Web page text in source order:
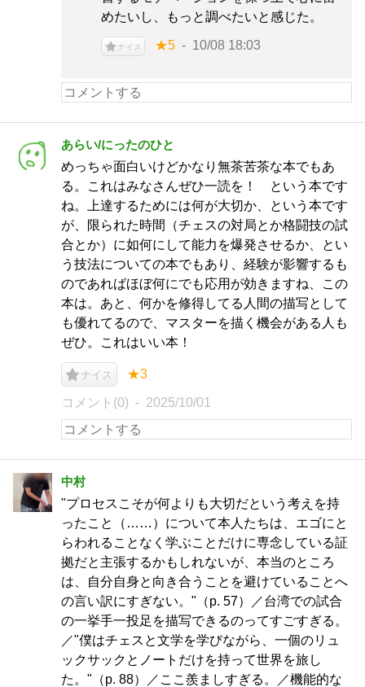
めたいし、もっと調べたいと感じた。
ナイス ★5 10/08 18:03
あらい/にったのひと
めっちゃ面白いけどかなり無茶苦茶な本でもあ
る。これはみなさんぜひ一読を！ という本です
ね。上達するためには何が大切か、という本です
が、限られた時間（チェスの対局とか格闘技の試
合とか）に如何にして能力を爆発させるか、とい
う技法についての本でもあり、経験が影響するも
のであればほぼ何にでも応用が効きますね、この
本は。あと、何かを修得してる人間の描写として
も優れてるので、マスターを描く機会がある人も
ぜひ。これはいい本！
ナイス ★3
コメント(0) 2025/10/01
中村
"プロセスこそが何よりも大切だという考えを持
ったこと（……）について本人たちは、エゴにと
らわれることなく学ぶことだけに専念している証
拠だと主張するかもしれないが、本当のところ
は、自分自身と向き合うことを避けていることへ
の言い訳にすぎない。"（p. 57）／台湾での試合
の一挙手一投足を描写できるのってすごすぎる。
／"僕はチェスと文学を学びながら、一個のリュ
ックサックとノートだけを持って世界を旅し
た。"（p. 88）／ここ羨ましすぎる。／機能的な